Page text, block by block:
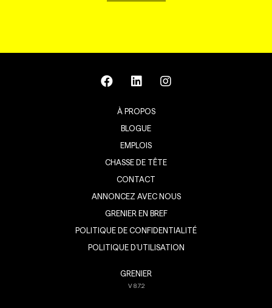
À PROPOS
BLOGUE
EMPLOIS
CHASSE DE TÊTE
CONTACT
ANNONCEZ AVEC NOUS
GRENIER EN BREF
POLITIQUE DE CONFIDENTIALITÉ
POLITIQUE D’UTILISATION
GRENIER
V8.7.2